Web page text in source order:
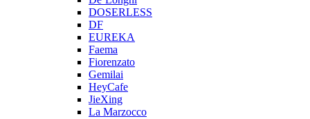
DOSERLESS
DF
EUREKA
Faema
Fiorenzato
Gemilai
HeyCafe
JieXing
La Marzocco